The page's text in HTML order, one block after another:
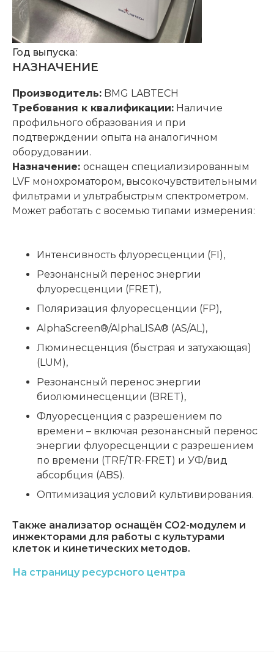
Год выпуска:
НАЗНАЧЕНИЕ
Производитель: BMG LABTECH
Требования к квалификации: Наличие
профильного образования и при
подтверждении опыта на аналогичном
оборудовании.
Назначение: оснащен специализированным
LVF монохроматором, высокочувствительными
фильтрами и ультрабыстрым спектрометром.
Может работать с восемью типами измерения:
Интенсивность флуоресценции (FI),
Резонансный перенос энергии
флуоресценции (FRET),
Поляризация флуоресценции (FP),
AlphaScreen®/AlphaLISA® (AS/AL),
Люминесценция (быстрая и затухающая)
(LUM),
Резонансный перенос энергии
биолюминесценции (BRET),
Флуоресценция с разрешением по
времени – включая резонансный перенос
энергии флуоресценции с разрешением
по времени (TRF/TR-FRET) и УФ/вид
абсорбция (ABS).
Оптимизация условий культивирования.
Также анализатор оснащён CO2-модулем и
инжекторами для работы с культурами
клеток и кинетических методов.
На страницу ресурсного центра